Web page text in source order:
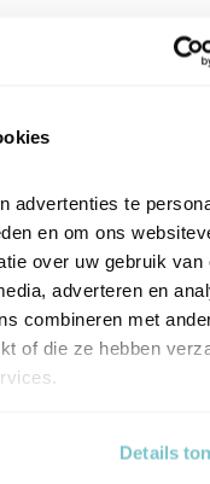
advertenties te
en om ons
over uw gebruik van
adverteren en
combineren met
of die ze hebben
Details